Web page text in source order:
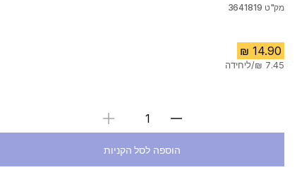
מק"ט 3641819
בחירת כמות
הוספה לסל הקניות